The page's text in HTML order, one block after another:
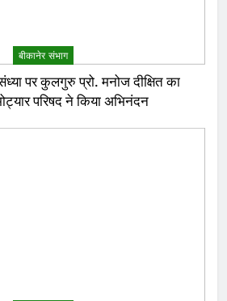
बीकानेर संभाग
संध्या पर कुलगुरु प्रो. मनोज दीक्षित का
परिषद ने किया अभिनंदन